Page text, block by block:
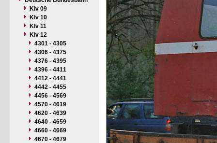
Klv 09
Klv 10
Klv 11
Klv 12
4301 - 4305
4306 - 4375
4376 - 4395
4396 - 4411
4412 - 4441
4442 - 4455
4456 - 4569
4570 - 4619
4620 - 4639
4640 - 4659
4660 - 4669
4670 - 4679